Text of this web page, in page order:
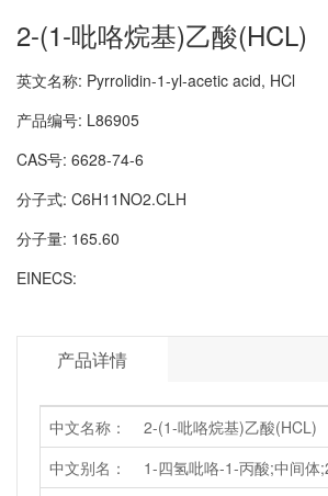
2-(1-吡咯烷基)乙酸(HCL)
英文名称: Pyrrolidin-1-yl-acetic acid, HCl
产品编号: L86905
CAS号: 6628-74-6
分子式: C6H11NO2.CLH
分子量: 165.60
EINECS:
产品详情
中文名称：
2-(1-吡咯烷基)乙酸(HCL)
中文别名：
1-四氢吡咯-1-丙酸;中间